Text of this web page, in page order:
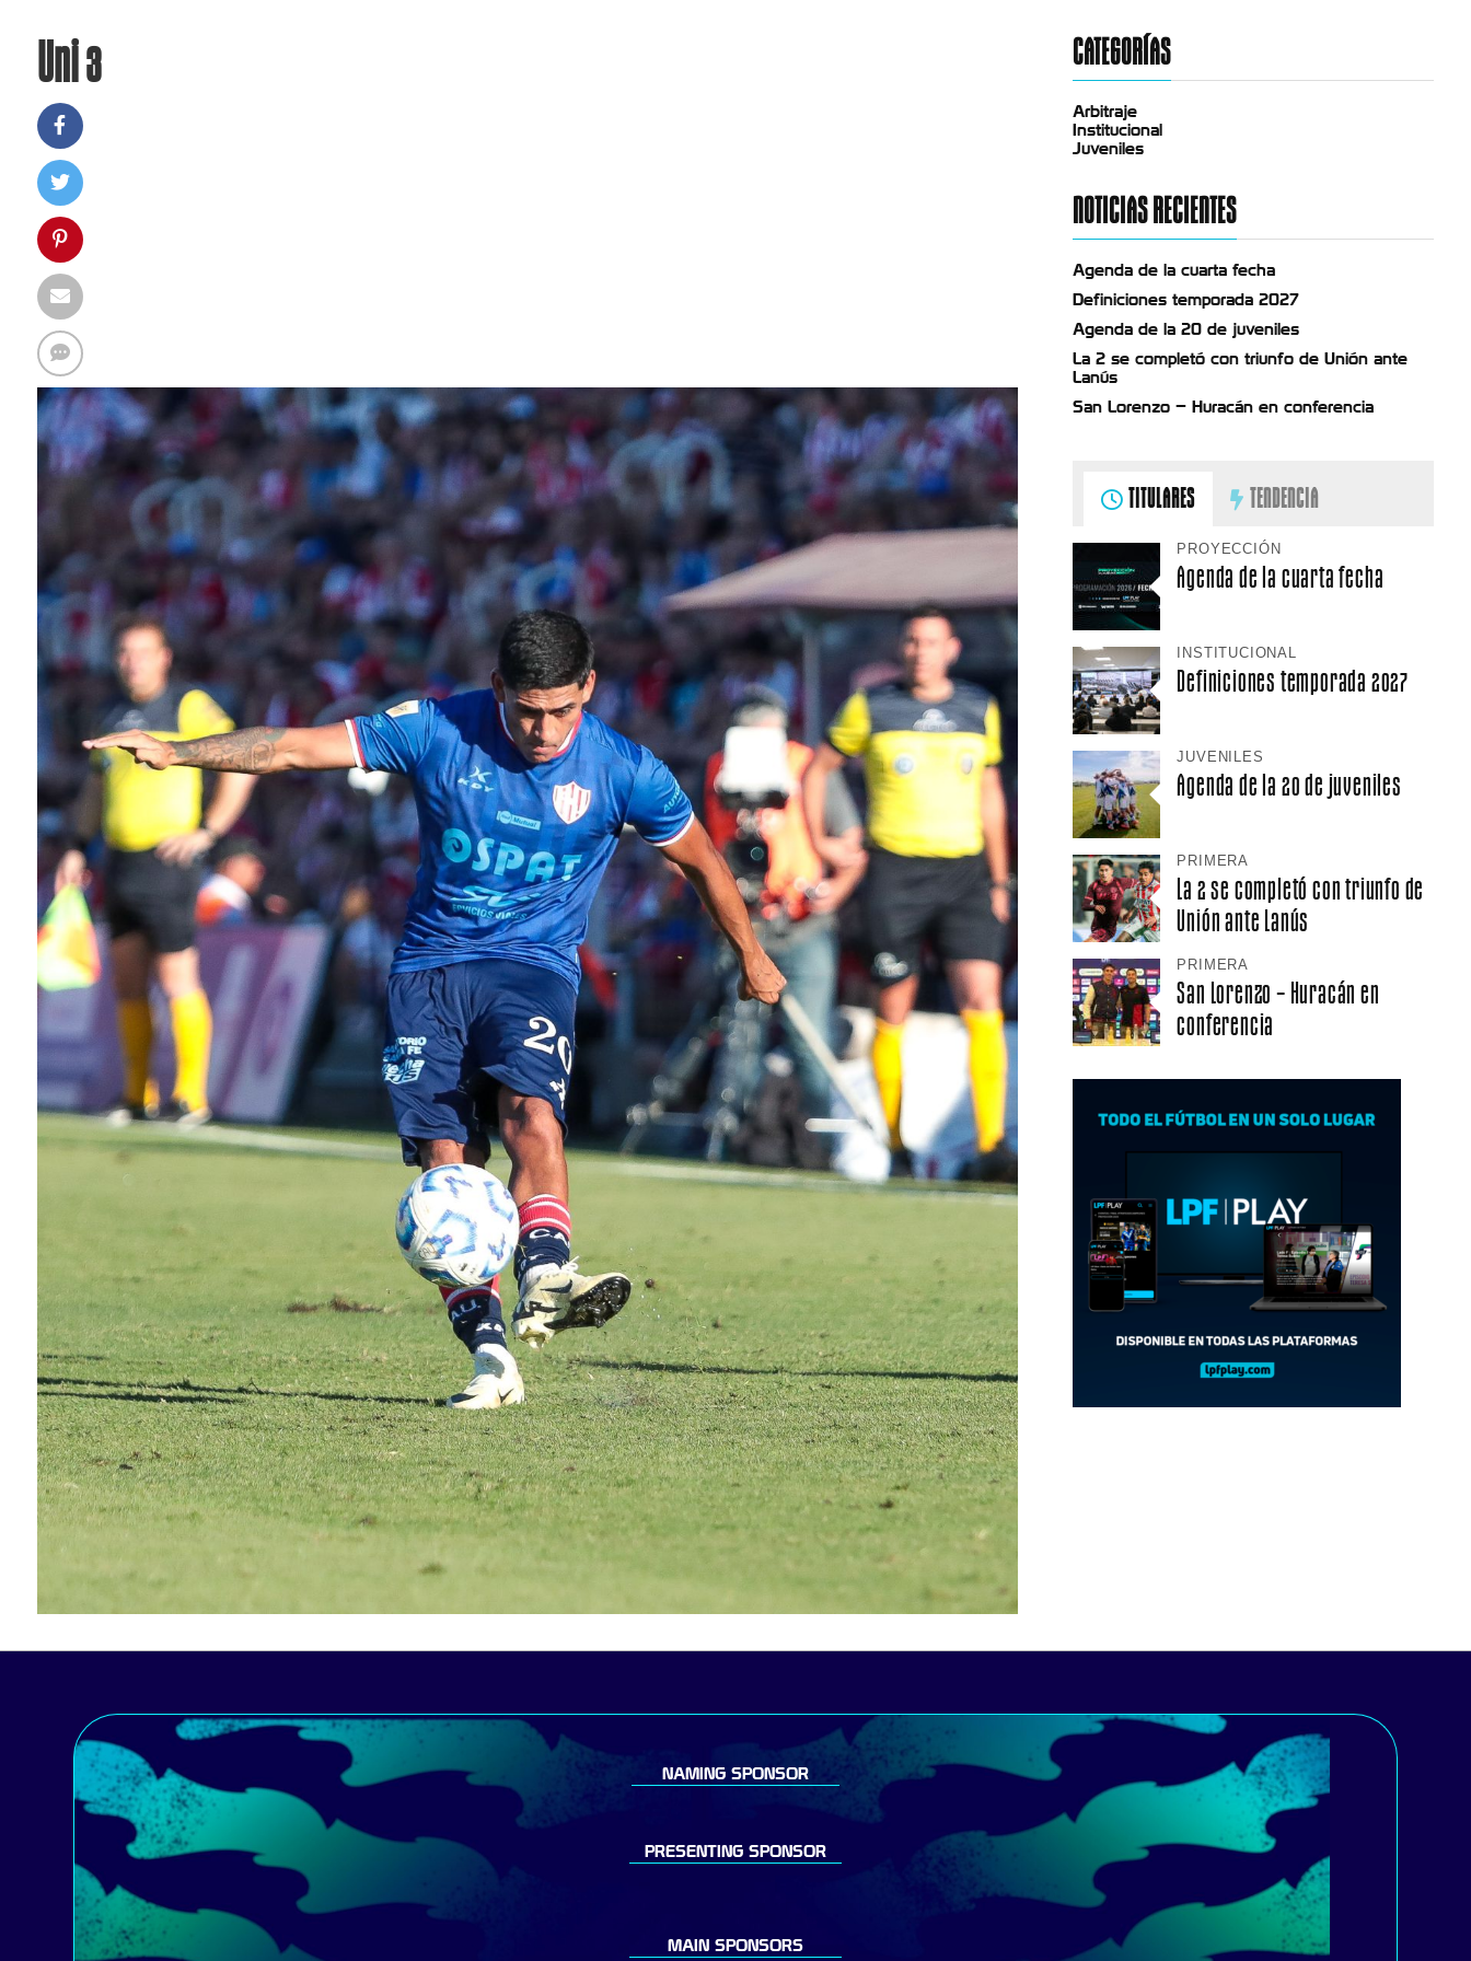
Uni 3 CATEGORÍAS
Arbitraje
Institucional
Juveniles
NOTICIAS RECIENTES
Agenda de la cuarta fecha
Definiciones temporada 2027
Agenda de la 20 de juveniles
La 2 se completó con triunfo de Unión ante
Lanús
San Lorenzo – Huracán en conferencia
TITULARES TENDENCIA
PROYECCIÓN
Agenda de la cuarta fecha
INSTITUCIONAL
Definiciones temporada 2027
JUVENILES
Agenda de la 20 de juveniles
PRIMERA
La 2 se completó con triunfo de
Unión ante Lanús
PRIMERA
San Lorenzo – Huracán en
conferencia
NAMING SPONSOR
PRESENTING SPONSOR
MAIN SPONSORS